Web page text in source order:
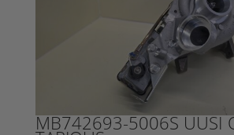
MB742693-5006S UUSI